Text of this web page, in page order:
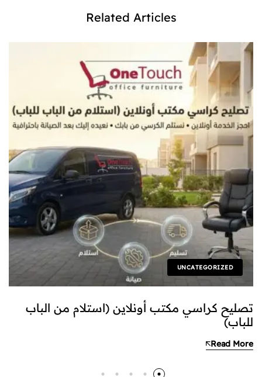
Related Articles
UNCATEGORIZED
تصليح كراسي مكتب أونلاين (استلام من الباب
للباب)
Read More